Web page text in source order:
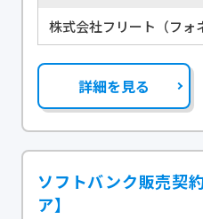
株式会社フリート（フォ
詳細を見る
ソフトバンク販売契
ア】